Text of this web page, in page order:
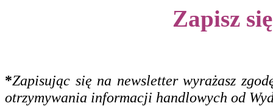
Zapisz
*Zapisując się na newsletter wyrażasz
otrzymywania informacji handlowych od